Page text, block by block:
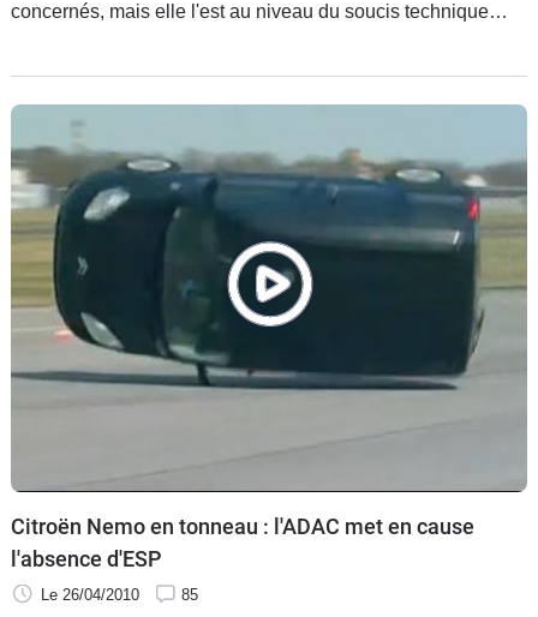
concernés, mais elle l'est au niveau du soucis technique
Classic et Nemo doivent retourner en atelier, pour tout
simplement voir leur bloc moteur remplacé. Rien moins que
Citroën Nemo en tonneau : l'ADAC met en cause
l'absence d'ESP
Le 26/04/2010 85